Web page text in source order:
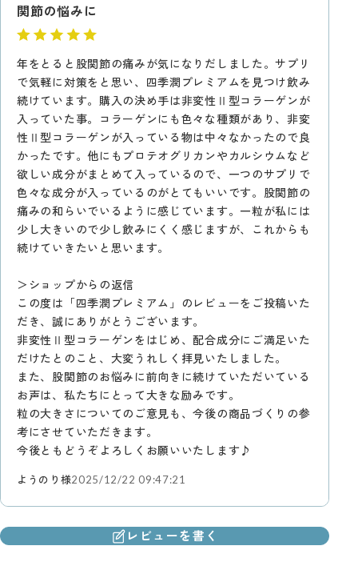
関節の悩みに
年をとると股関節の痛みが気になりだしました。サプリ
で気軽に対策をと思い、四季潤プレミアムを見つけ飲み
続けています。購入の決め手は非変性Ⅱ型コラーゲンが
入っていた事。コラーゲンにも色々な種類があり、非変
性Ⅱ型コラーゲンが入っている物は中々なかったので良
かったです。他にもプロテオグリカンやカルシウムなど
欲しい成分がまとめて入っているので、一つのサプリで
色々な成分が入っているのがとてもいいです。股関節の
痛みの和らいでいるように感じています。一粒が私には
少し大きいので少し飲みにくく感じますが、これからも
続けていきたいと思います。
＞ショップからの返信
この度は「四季潤プレミアム」のレビューをご投稿いた
だき、誠にありがとうございます。
非変性Ⅱ型コラーゲンをはじめ、配合成分にご満足いた
だけたとのこと、大変うれしく拝見いたしました。
また、股関節のお悩みに前向きに続けていただいている
お声は、私たちにとって大きな励みです。
粒の大きさについてのご意見も、今後の商品づくりの参
考にさせていただきます。
今後ともどうぞよろしくお願いいたします♪
ようのり様2025/12/22 09:47:21
レビューを書く